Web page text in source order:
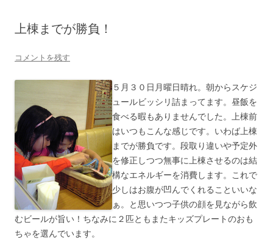
上棟までが勝負！
コメントを残す
５月３０日月曜日晴れ。朝からスケジ
ュールビッシリ詰まってます。昼飯を
食べる暇もありませんでした。上棟前
はいつもこんな感じです。いわば上棟
までが勝負です。段取り違いや予定外
を修正しつつ無事に上棟させるのは結
構なエネルギーを消費します。これで
少しはお腹が凹んでくれることいいな
ぁ。と思いつつ子供の顔を見ながら飲
むビールが旨い！ちなみに２匹ともまたキッズプレートのおも
ちゃを選んでいます。